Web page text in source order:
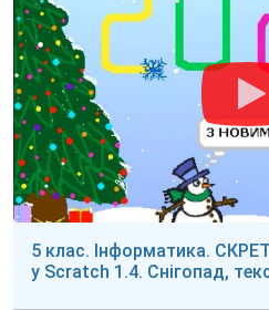
5 клас. Інформатика.
у Scratch 1.4. Снігопад,